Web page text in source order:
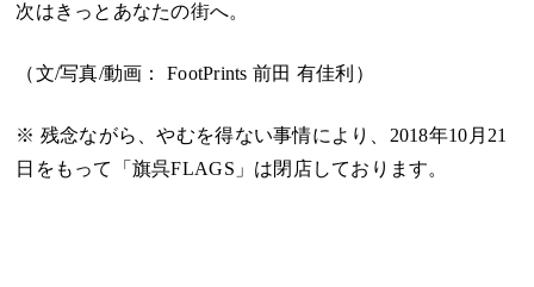
次はきっとあなたの街へ。
（文/写真/動画： FootPrints 前田 有佳利 ）
※ 残念ながら、やむを得ない事情により、2018年10月21
日をもって「旗呉FLAGS」は閉店しております。